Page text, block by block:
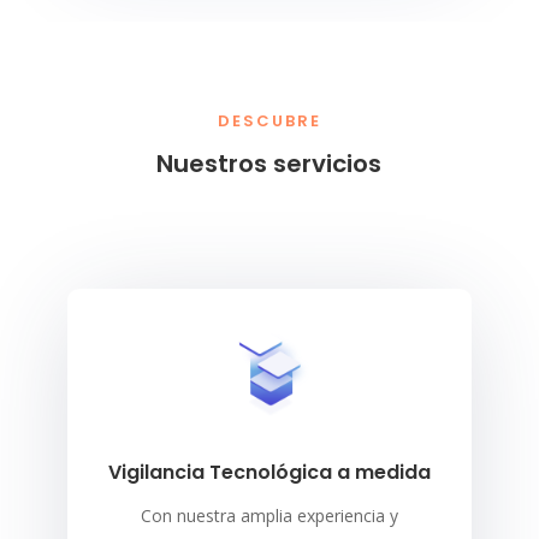
DESCUBRE
Nuestros servicios
Vigilancia Tecnológica a medida
Con nuestra amplia experiencia y